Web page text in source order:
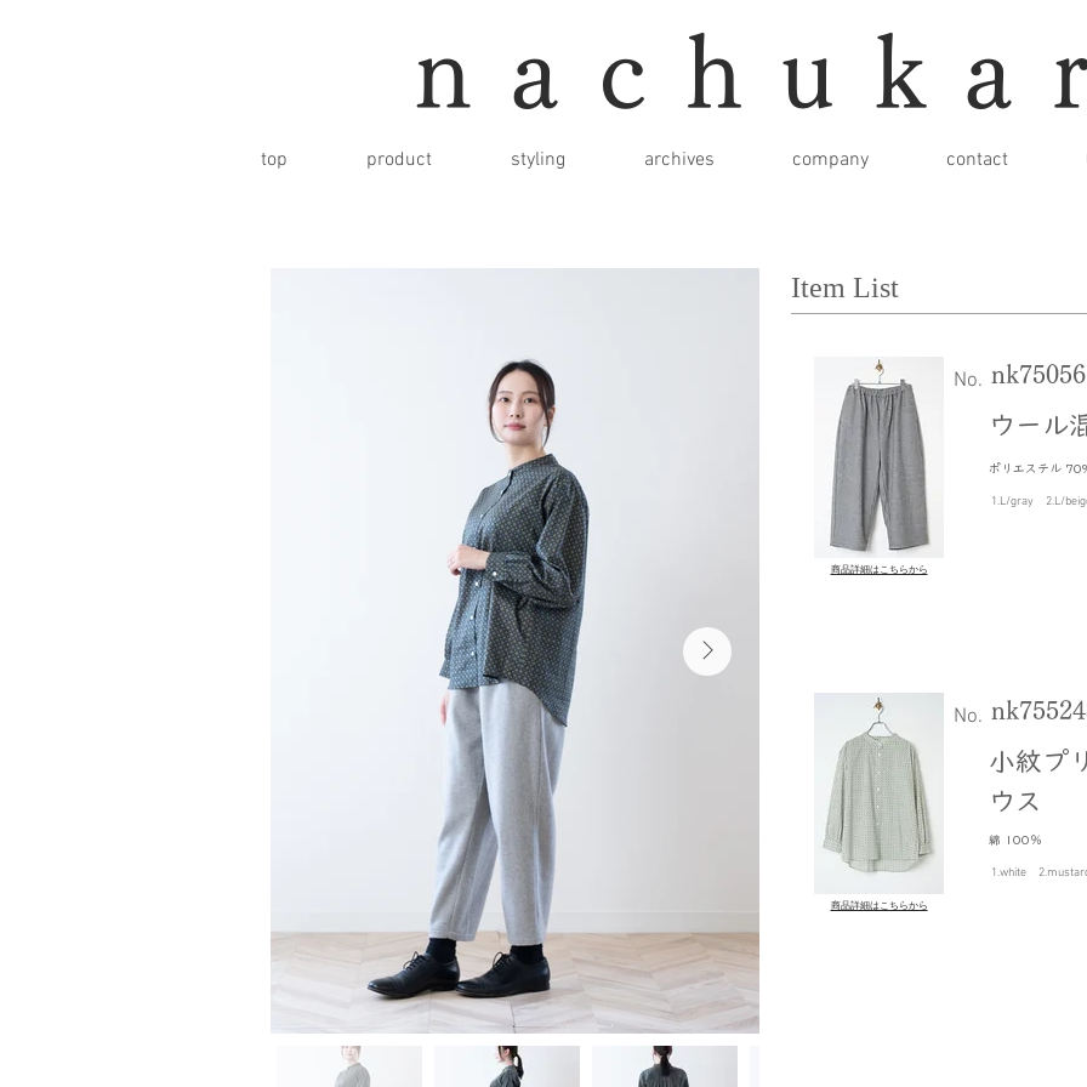
top product styling archives company contact
Item List
商品詳細はこちらから
​No.
ウール
ポリエステル
1.L/gray 2.L/
商品詳細はこちらから
​No.
小紋プ
ウス
綿 100％
1.white